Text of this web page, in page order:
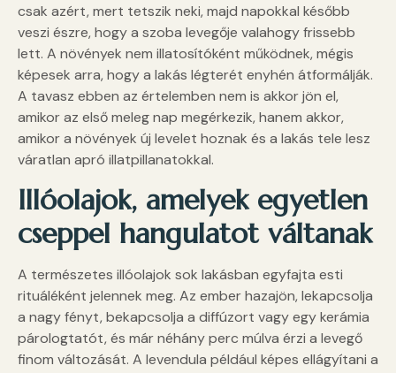
csak azért, mert tetszik neki, majd napokkal később
veszi észre, hogy a szoba levegője valahogy frissebb
lett. A növények nem illatosítóként működnek, mégis
képesek arra, hogy a lakás légterét enyhén átformálják.
A tavasz ebben az értelemben nem is akkor jön el,
amikor az első meleg nap megérkezik, hanem akkor,
amikor a növények új levelet hoznak és a lakás tele lesz
váratlan apró illatpillanatokkal.
Illóolajok, amelyek egyetlen
cseppel hangulatot váltanak
A természetes illóolajok sok lakásban egyfajta esti
rituáléként jelennek meg. Az ember hazajön, lekapcsolja
a nagy fényt, bekapcsolja a diffúzort vagy egy kerámia
párologtatót, és már néhány perc múlva érzi a levegő
finom változását. A levendula például képes ellágyítani a